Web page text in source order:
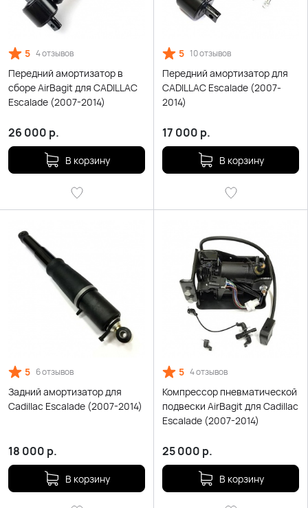
5 4 отзывов
Передний амортизатор в
сборе AirBagit для CADILLAC
Escalade (2007-2014)
26 000 р.
В корзину
5 10 отзывов
Передний амортизатор для
CADILLAC Escalade (2007-
2014)
17 000 р.
В корзину
5 6 отзывов
Задний амортизатор для
Cadillac Escalade (2007-2014)
18 000 р.
В корзину
5 4 отзывов
Компрессор пневматической
подвески AirBagit для Cadillac
Escalade (2007-2014)
25 000 р.
В корзину